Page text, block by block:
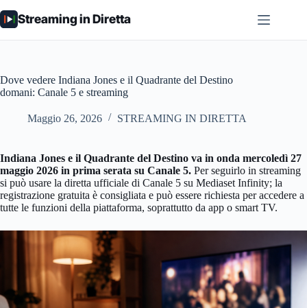
al
contenuto
Streaming in Diretta
Dove vedere Indiana Jones e il Quadrante del Destino
domani: Canale 5 e streaming
Maggio 26, 2026 STREAMING IN DIRETTA
Indiana Jones e il Quadrante del Destino va in onda mercoledì 27
maggio 2026 in prima serata su Canale 5. Per seguirlo in streaming
si può usare la diretta ufficiale di Canale 5 su Mediaset Infinity; la
registrazione gratuita è consigliata e può essere richiesta per accedere a
tutte le funzioni della piattaforma, soprattutto da app o smart TV.